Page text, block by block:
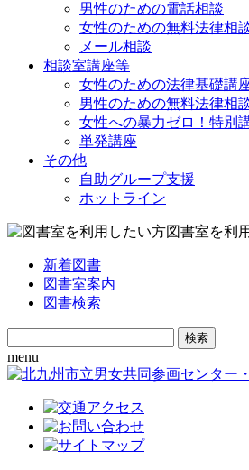
男性のための電話相談
女性のための無料法律相
メール相談
相談室講座等
女性のための法律基礎講
男性のための無料法律相
女性への暴力ゼロ！特別
単発講座
その他
自助グループ支援
ホットライン
図書室を利
新着図書
図書室案内
図書検索
Search
for:
menu